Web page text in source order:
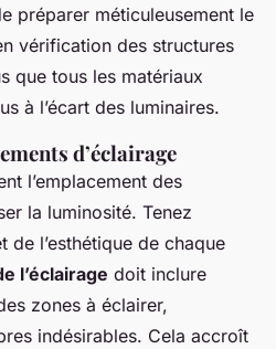
préparer méticuleusement le
vérification des structures
que tous les matériaux
à l’écart des luminaires.
d’éclairage
l’emplacement des
la luminosité. Tenez
l’esthétique de chaque
l’éclairage doit inclure
zones à éclairer,
indésirables. Cela accroît